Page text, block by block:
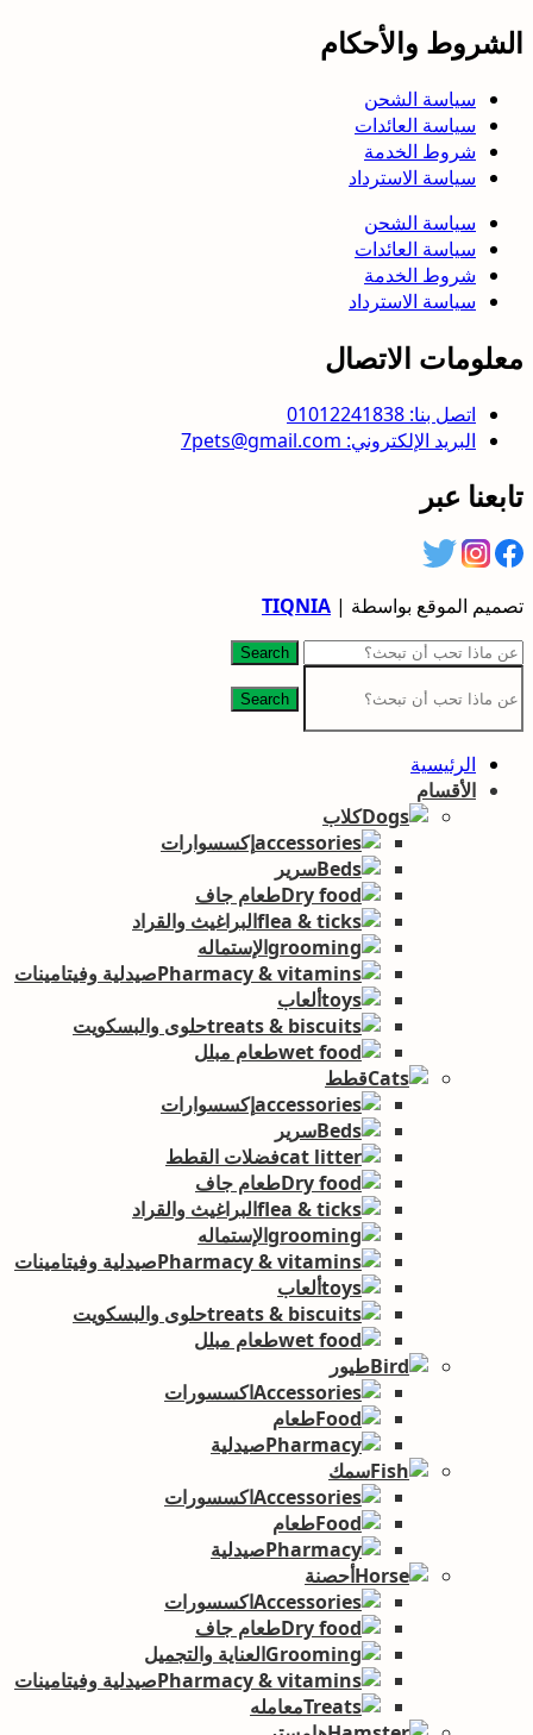
الشروط والأحكام
سياسة الشحن
سياسة العائدات
شروط الخدمة
سياسة الاسترداد
سياسة الشحن
سياسة العائدات
شروط الخدمة
سياسة الاسترداد
معلومات الاتصال
اتصل بنا: 01012241838
البريد الإلكتروني: 7pets@gmail.com
تابعنا عبر
تصميم الموقع بواسطة | TIQNIA
Search
Search
الرئيسية
الأقسام
كلاب
إكسسوارات
سرير
طعام جاف
البراغيث والقراد
الإستماله
صيدلية وفيتامينات
ألعاب
حلوى والبسكويت
طعام مبلل
قطط
إكسسوارات
سرير
فضلات القطط
طعام جاف
البراغيث والقراد
الإستماله
صيدلية وفيتامينات
ألعاب
حلوى والبسكويت
طعام مبلل
طيور
اكسسورات
طعام
صيدلية
سمك
اكسسورات
طعام
صيدلية
أحصنة
اكسسورات
طعام جاف
العناية والتجميل
صيدلية وفيتامينات
معامله